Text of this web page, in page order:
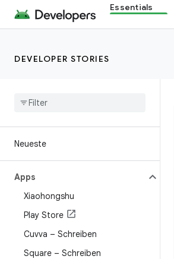
Essentials
DEVELOPER STORIES
Neueste
Apps
Xiaohongshu
Play Store
Cuvva – Schreiben
Square – Schreiben